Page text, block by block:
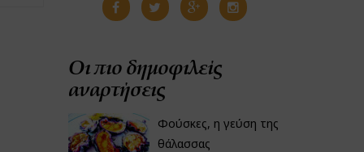
Οι πιο δημοφιλείς
αναρτήσεις
Φούσκες, η γεύση της
θάλασσας